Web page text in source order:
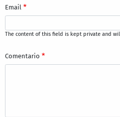
Email
The content of this field is kept private and
Comentario